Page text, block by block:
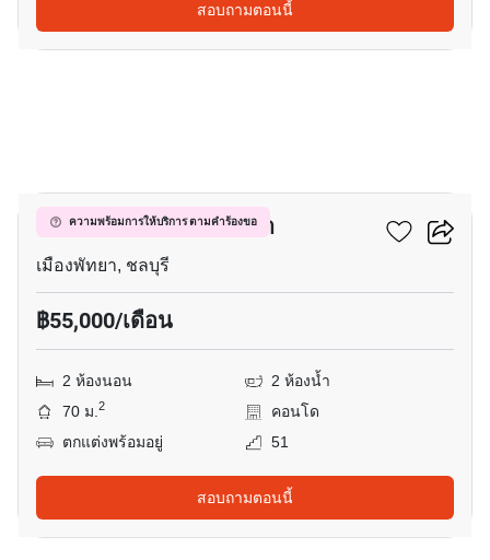
สอบถามตอนนี้
ความพร้อมการให้บริการ ตามคำร้องขอ
วินด์แฮม จอมเทียน พัทยา
เมืองพัทยา, ชลบุรี
฿55,000/เดือน
2 ห้องนอน
2 ห้องน้ำ
70 ม.2
คอนโด
ตกแต่งพร้อมอยู่
51
สอบถามตอนนี้